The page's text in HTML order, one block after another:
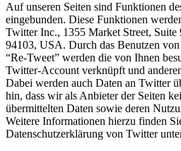
Auf unseren Seiten sind Funktionen
eingebunden. Diese Funktionen
Twitter Inc., 1355 Market Street, Suite
94103, USA. Durch das Benutzen
“Re-Tweet” werden die von Ihnen
Twitter-Account verknüpft und
Dabei werden auch Daten an Twitter
hin, dass wir als Anbieter der Seiten
übermittelten Daten sowie deren
Weitere Informationen hierzu finden
Datenschutzerklärung von Twitter